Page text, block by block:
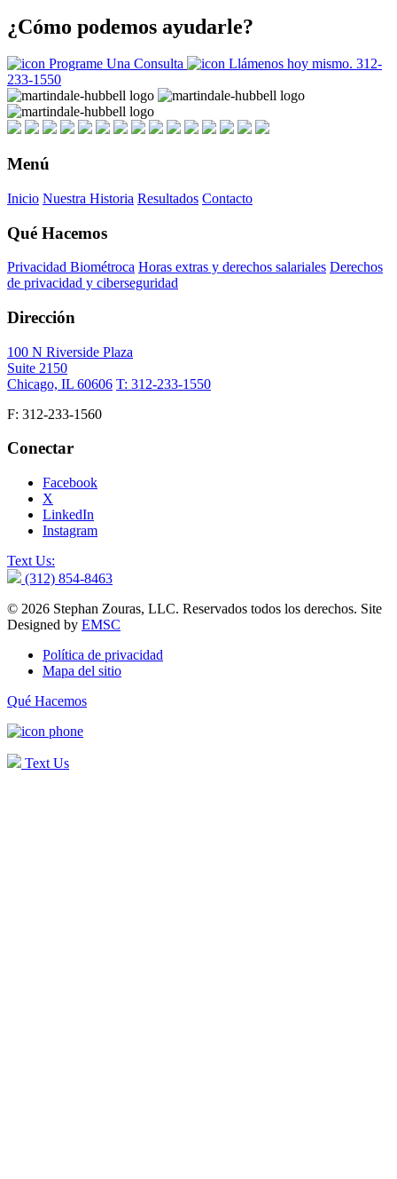
¿Cómo podemos ayudarle?
Programe Una Consulta Llámenos hoy mismo. 312-
233-1550
Menú
Inicio Nuestra Historia Resultados Contacto
Qué Hacemos
Privacidad Biométroca Horas extras y derechos salariales Derechos
de privacidad y ciberseguridad
Dirección
100 N Riverside Plaza
Suite 2150
Chicago, IL 60606 T: 312-233-1550
F: 312-233-1560
Conectar
Facebook
X
LinkedIn
Instagram
Text Us:
(312) 854-8463
© 2026 Stephan Zouras, LLC. Reservados todos los derechos. Site
Designed by EMSC
Política de privacidad
Mapa del sitio
Qué Hacemos
Text Us